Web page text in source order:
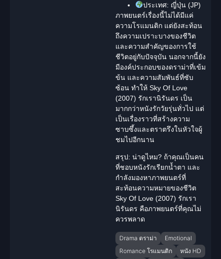
ประเทศ: ญี่ปุ่น (JP)
ภาพยนตร์เรื่องนี้ไม่ได้มีแค่
ความโรแมนติก แต่ยังสะท้อน
ถึงความเปราะบางของชีวิต
และความสำคัญของการใช้
ชีวิตอยู่กับปัจจุบัน นอกจากนี้ยัง
มีองค์ประกอบของดราม่าที่เข้ม
ข้น และความสัมพันธ์ที่ซับ
ซ้อน ทำให้ Sky Of Love
(2007) รักเรานิรันดร เป็น
มากกว่าหนังรักวัยรุ่นทั่วไป แต่
เป็นเรื่องราวที่สร้างความ
ซาบซึ้งและตราตรึงในหัวใจผู้
ชมไปอีกนาน
สรุป: น่าดูไหม? ถ้าคุณเป็นคน
ที่ชอบหนังรักเรียกน้ำตา และ
กำลังมองหาภาพยนตร์ที่
สะท้อนความหมายของชีวิต
Sky Of Love (2007) รักเรา
นิรันดร คือภาพยนตร์ที่คุณไม่
ควรพลาด
Drama ดราม่า
Emotional
Romance โรแมนติก
หนัง HD